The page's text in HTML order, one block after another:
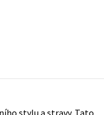
stylu a stravy. Tato